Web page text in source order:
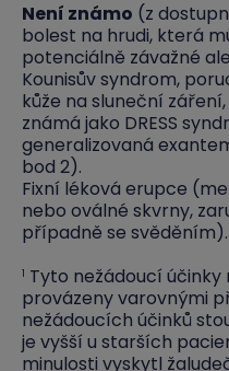
Není známo (z
bolest na hrudi, která
potenciálně závažné
Kounisův syndrom,
kůže na sluneční
známá jako DRESS
generalizovaná
bod 2).
Fixní léková erupce
nebo oválné skvrny,
případně se svěděním).
1 Tyto nežádoucí
provázeny varovnými
nežádoucích účinků
je vyšší u starších
minulosti vyskytl